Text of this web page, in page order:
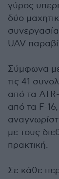
γύρος
δύο
UAV
Σύμφωνα
τις 41
από τα
από τα F-
με τους
πρακτική.
Σε κάθε